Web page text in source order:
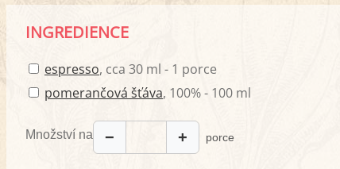
INGREDIENCE
espresso, cca 30 ml - 1 porce
pomerančová šťáva, 100% - 100 ml
Množství na − + porce